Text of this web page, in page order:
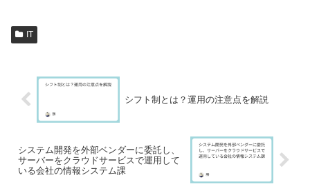
IT
シフト制とは？運用の注意点を解説
システム開発を外部ベンダーに委託し、
サーバーをクラウドサービスで運用して
いる会社の情報システム課